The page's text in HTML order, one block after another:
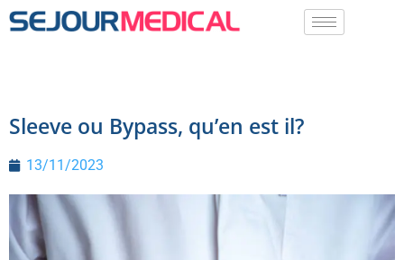
Sleeve ou Bypass, qu’en est il?
13/11/2023